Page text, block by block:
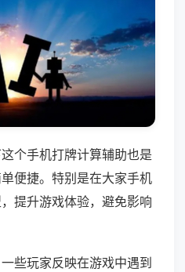
个手机打牌计算辅助也是
便捷。特别是在大家手机
提升游戏体验，避免影响
些玩家反映在游戏中遇到